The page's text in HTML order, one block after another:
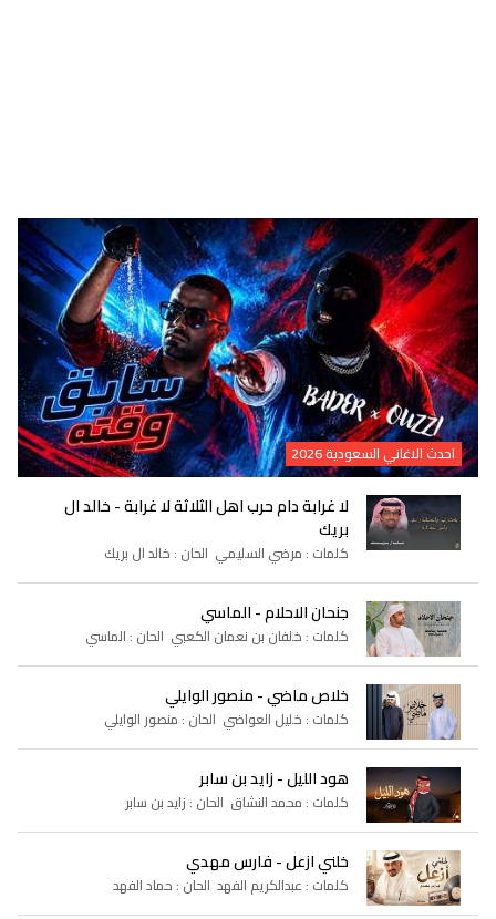
احدث الاغاني السعودية 2026
لا غرابة دام حرب اهل الثلاثة لا غرابة - خالد ال
بريك
كلمات : مرضي السليمي الحان : خالد ال بريك
جنحان الاحلام - الماسي
كلمات : خلفان بن نعمان الكعبي الحان : الماسي
خلاص ماضي - منصور الوايلي
كلمات : خليل العواضي الحان : منصور الوايلي
هود الليل - زايد بن سابر
كلمات : محمد النشاق الحان : زايد بن سابر
خلني ازعل - فارس مهدي
كلمات : عبدالكريم الفهد الحان : حماد الفهد